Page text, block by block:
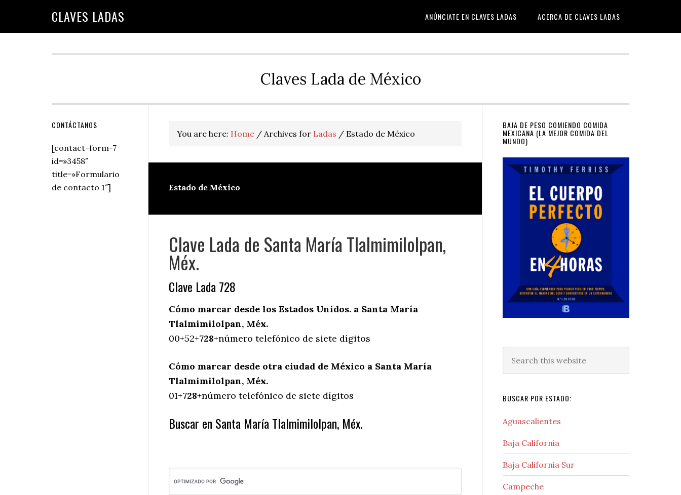
CLAVES LADAS ANÚNCIATE EN CLAVES LADAS ACERCA DE CLAVES LADAS
Claves Lada de México
You are here: Home / Archives for Ladas / Estado de México
Estado de México
Clave Lada de Santa María Tlalmimilolpan,
Méx.
Clave Lada 728
Cómo marcar desde los Estados Unidos. a Santa María
Tlalmimilolpan, Méx.
00+52+728+número telefónico de siete dígitos
Cómo marcar desde otra ciudad de México a Santa María
Tlalmimilolpan, Méx.
01+728+número telefónico de siete dígitos
Buscar en Santa María Tlalmimilolpan, Méx.
Primary
Sidebar
BAJA DE PESO COMIENDO COMIDA
MEXICANA (LA MEJOR COMIDA DEL
MUNDO)
this
BUSCAR POR ESTADO:
Aguascalientes
Baja California
Baja California Sur
Campeche
Secondary
Sidebar
CONTÁCTANOS
[contact-form-7
id=»3458″
title=»Formulario
de contacto 1″]